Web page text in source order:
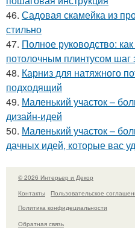
46. Садовая скамейка из
стильно
47. Полное руководство:
потолочным плинтусом шаг
48. Карниз для натяжного
подходящий
49. Маленький участок –
дизайн-идей
50. Маленький участок –
дачных идей, которые вас
© 2026 Интерьер и Декор
Контакты
Пользовательское
Политика конфидециальности
Обратная связь